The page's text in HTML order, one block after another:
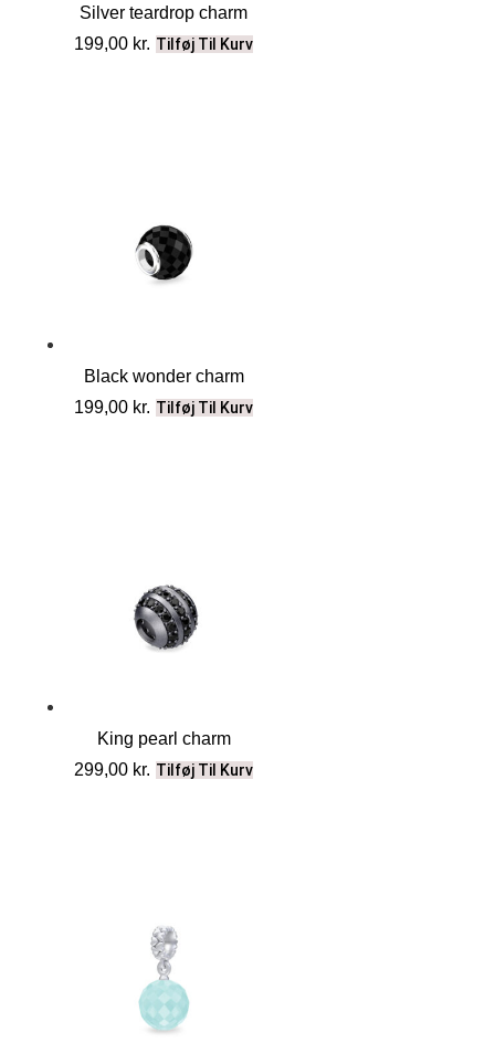
Silver teardrop charm
199,00 kr. Tilføj Til Kurv
Black wonder charm
199,00 kr. Tilføj Til Kurv
King pearl charm
299,00 kr. Tilføj Til Kurv